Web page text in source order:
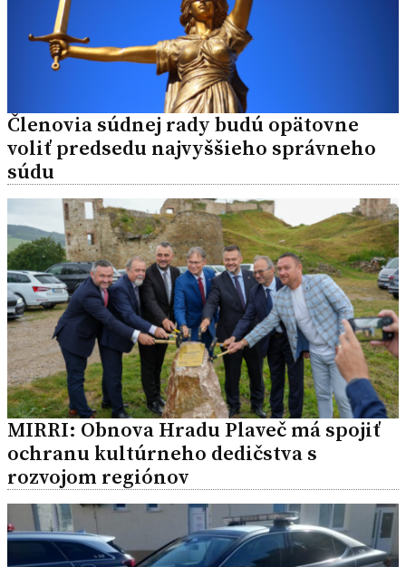
Členovia súdnej rady budú opätovne
voliť predsedu najvyššieho správneho
súdu
MIRRI: Obnova Hradu Plaveč má spojiť
ochranu kultúrneho dedičstva s
rozvojom regiónov